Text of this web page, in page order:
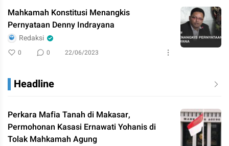
Mahkamah Konstitusi Menangkis
Pernyataan Denny Indrayana
Redaksi
0 0 22/06/2023
Headline
Perkara Mafia Tanah di Makasar,
Permohonan Kasasi Ernawati Yohanis di
Tolak Mahkamah Agung